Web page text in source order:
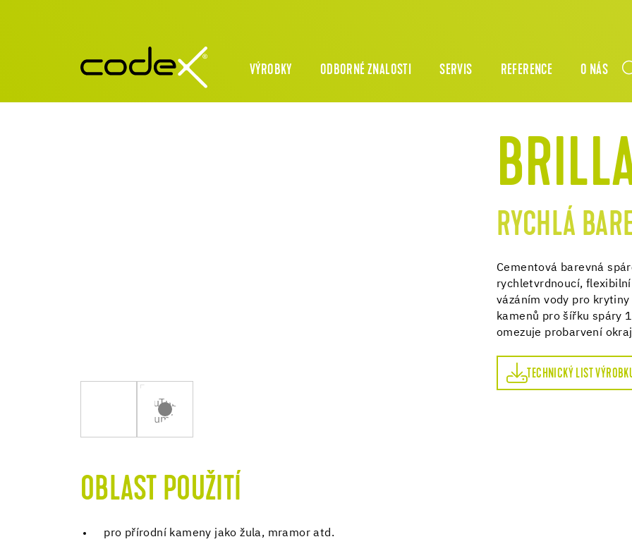
VÝROBKY ODBORNÉ ZNALOSTI SERVIS REFERENCE O NÁS
RYCHLÁ
Cementová barevná
rychletvrdnoucí,
vázáním vody pro
kamenů pro šířku spáry
omezuje probarvení
TECHNICKÝ LIST
OBLAST POUŽITÍ
pro přírodní kameny jako žula, mramor atd.